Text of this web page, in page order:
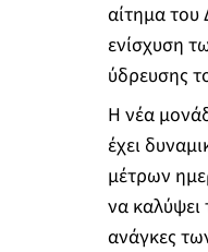
αίτημα του
ενίσχυση
ύδρευσης
Η νέα
έχει
μέτρων
να καλύψει
ανάγκες